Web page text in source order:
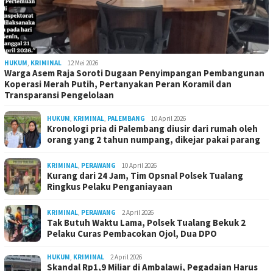
HUKUM, KRIMINAL 12 Mei 2026
Warga Asem Raja Soroti Dugaan Penyimpangan Pembangunan
Koperasi Merah Putih, Pertanyakan Peran Koramil dan
Transparansi Pengelolaan
HUKUM, KRIMINAL, PALEMBANG 10 April 2026
Kronologi pria di Palembang diusir dari rumah oleh
orang yang 2 tahun numpang, dikejar pakai parang
KRIMINAL, PERAWANG 10 April 2026
Kurang dari 24 Jam, Tim Opsnal Polsek Tualang
Ringkus Pelaku Penganiayaan
KRIMINAL, PERAWANG 2 April 2026
Tak Butuh Waktu Lama, Polsek Tualang Bekuk 2
Pelaku Curas Pembacokan Ojol, Dua DPO
HUKUM, KRIMINAL 2 April 2026
Skandal Rp1,9 Miliar di Ambalawi, Pegadaian Harus